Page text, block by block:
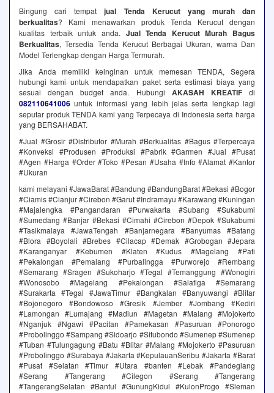
Bingung cari tempatjual Tenda Kerucut yang murah dan
berkualitas? Kami menawarkan produk Tenda Kerucut dengan
kualitas terbaik untuk anda. Jual Tenda Kerucut Murah Bagus
Berkualitas, Tersedia Tenda Kerucut Berbagai Ukuran, warna Dan
Model Terlengkap dengan Harga Termurah.
Jika Anda memiliki keinginan untuk memesan TENDA, Segera
hubungi kami untuk mendapatkan paket serta estimasi biaya yang
sesuai dengan budget anda. Hubungi AKASAH KREATIFdi
082110641006 untuk informasi yang lebih jelas serta lengkap lagi
seputar produk TENDA kami yang Terpecaya di Indonesia serta harga
yang BERSAHABAT.
#Jual #Grosir #Distributor #Murah #Berkualitas #Bagus #Terpercaya
#Konveksi #Produsen #Produksi #Pabrik #Garmen #Jual #Pusat
#Agen #Harga #Order #Toko #Pesan #Usaha #Info #Alamat #Kantor
#Ukuran
kami melayani #JawaBarat #Bandung #BandungBarat #Bekasi #Bogor
#Ciamis #Cianjur #Cirebon #Garut #Indramayu #Karawang #Kuningan
#Majalengka #Pangandaran #Purwakarta #Subang #Sukabumi
#Sumedang #Banjar #Bekasi #Cimahi #Cirebon #Depok #Sukabumi
#Tasikmalaya #JawaTengah #Banjarnegara #Banyumas #Batang
#Blora #Boyolali #Brebes #Cilacap #Demak #Grobogan #Jepara
#Karanganyar #Kebumen #Klaten #Kudus #Magelang #Pati
#Pekalongan #Pemalang #Purbalingga #Purworejo #Rembang
#Semarang #Sragen #Sukoharjo #Tegal #Temanggung #Wonogiri
#Wonosobo #Magelang #Pekalongan #Salatiga #Semarang
#Surakarta #Tegal #JawaTimur #Bangkalan #Banyuwangi #Blitar
#Bojonegoro #Bondowoso #Gresik #Jember #Jombang #Kediri
#Lamongan #Lumajang #Madiun #Magetan #Malang #Mojokerto
#Nganjuk #Ngawi #Pacitan #Pamekasan #Pasuruan #Ponorogo
#Probolinggo #Sampang #Sidoarjo #Situbondo #Sumenep #Sumenep
#Tuban #Tulungagung #Batu #Blitar #Malang #Mojokerto #Pasuruan
#Probolinggo #Surabaya #Jakarta #KepulauanSeribu #Jakarta #Barat
#Pusat #Selatan #Timur #Utara #banten #Lebak #Pandeglang
#Serang #Tangerang #Cilegon #Serang #Tangerang
#TangerangSelatan #Bantul #GunungKidul #KulonProgo #Sleman